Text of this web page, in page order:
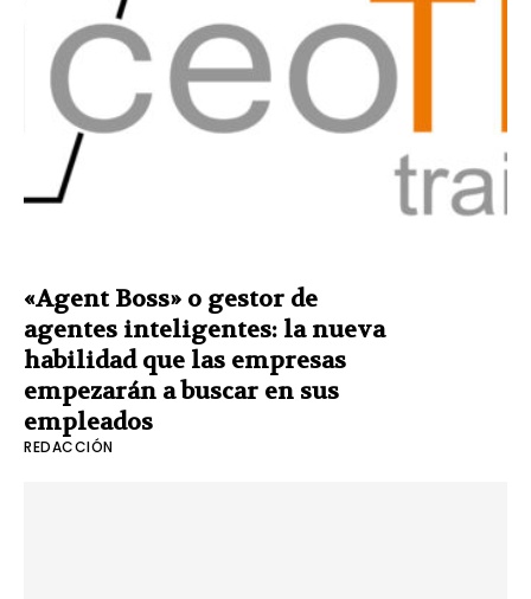
«Agent Boss» o gestor de
agentes inteligentes: la nueva
habilidad que las empresas
empezarán a buscar en sus
empleados
REDACCIÓN